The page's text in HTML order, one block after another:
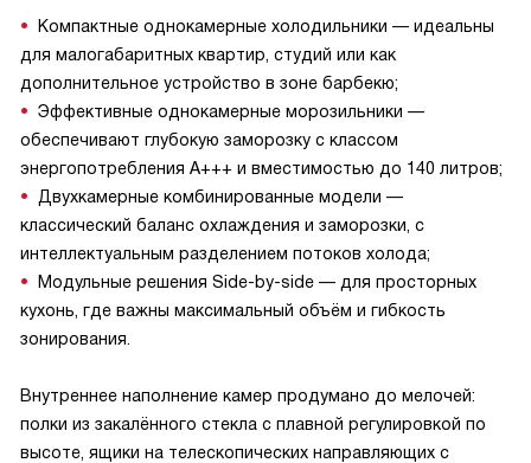
Компактные однокамерные холодильники — идеальны
для малогабаритных квартир, студий или как
дополнительное устройство в зоне барбекю;
Эффективные однокамерные морозильники —
обеспечивают глубокую заморозку с классом
энергопотребления A+++ и вместимостью до 140 литров;
Двухкамерные комбинированные модели —
классический баланс охлаждения и заморозки, с
интеллектуальным разделением потоков холода;
Модульные решения Side-by-side — для просторных
кухонь, где важны максимальный объём и гибкость
зонирования.
Внутреннее наполнение камер продумано до мелочей:
полки из закалённого стекла с плавной регулировкой по
высоте, ящики на телескопических направляющих с